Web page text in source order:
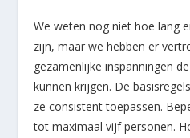
We weten nog niet hoe lang
zijn, maar we hebben er
gezamenlijke inspanningen
kunnen krijgen. De
ze consistent toepassen.
tot maximaal vijf personen.